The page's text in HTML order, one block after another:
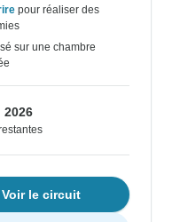
pour réaliser des
sur une chambre
2026
Voir le circuit